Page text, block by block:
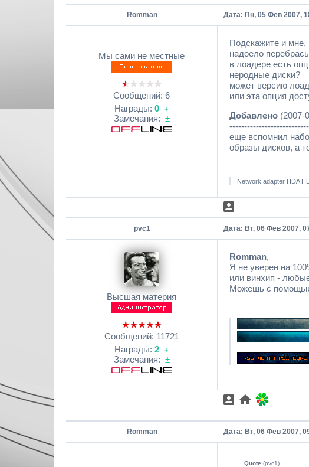
Romman Дата: Пн, 05 Фев 2007,
Мы сами не местные
Сообщений: 6
Награды: 0 +
Замечания: ±
Подскажите и мне,
надоело
в лоадере есть
неродные диски?
может версию
или эта опция
Добавлено (2007-
еще вспомнил
образы дисков, а
Network adapter HDA
pvc1 Дата: Вт, 06 Фев 2007,
Высшая материя
Сообщений: 11721
Награды: 2 +
Замечания: ±
Romman,
Я не уверен на
или винхип -
Можешь с помощью
Romman Дата: Вт, 06 Фев 2007,
Quote (pvc1)